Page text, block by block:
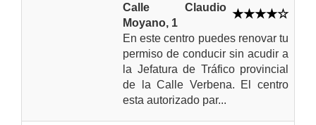
Calle Claudio
Moyano, 1
En este centro puedes renovar tu
permiso de conducir sin acudir a
la Jefatura de Tráfico provincial
de la Calle Verbena. El centro
esta autorizado par...